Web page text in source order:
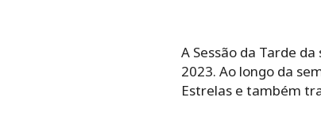
A Sessão da Tarde
2023. Ao longo da
Estrelas e também